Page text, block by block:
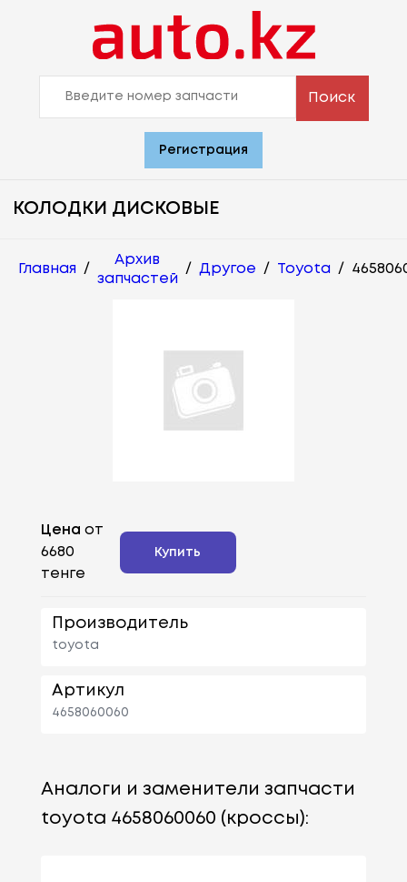
Поиск
Регистрация
КОЛОДКИ ДИСКОВЫЕ
Главная /
Архив
запчастей
/ Другое / Toyota /
Цена от
6680
тенге
Купить
Производитель
toyota
Артикул
4658060060
Аналоги и заменители запчасти
toyota 4658060060 (кроссы):